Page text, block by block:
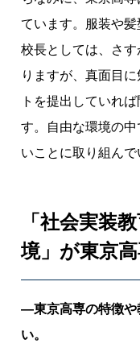
ています。服装や髪
校長としては、さ
りますが、真面目
トを提出していれ
す。自由な環境の
いことに取り組んで
「社会実装
境」が東京
―東京高専の特徴や
い。